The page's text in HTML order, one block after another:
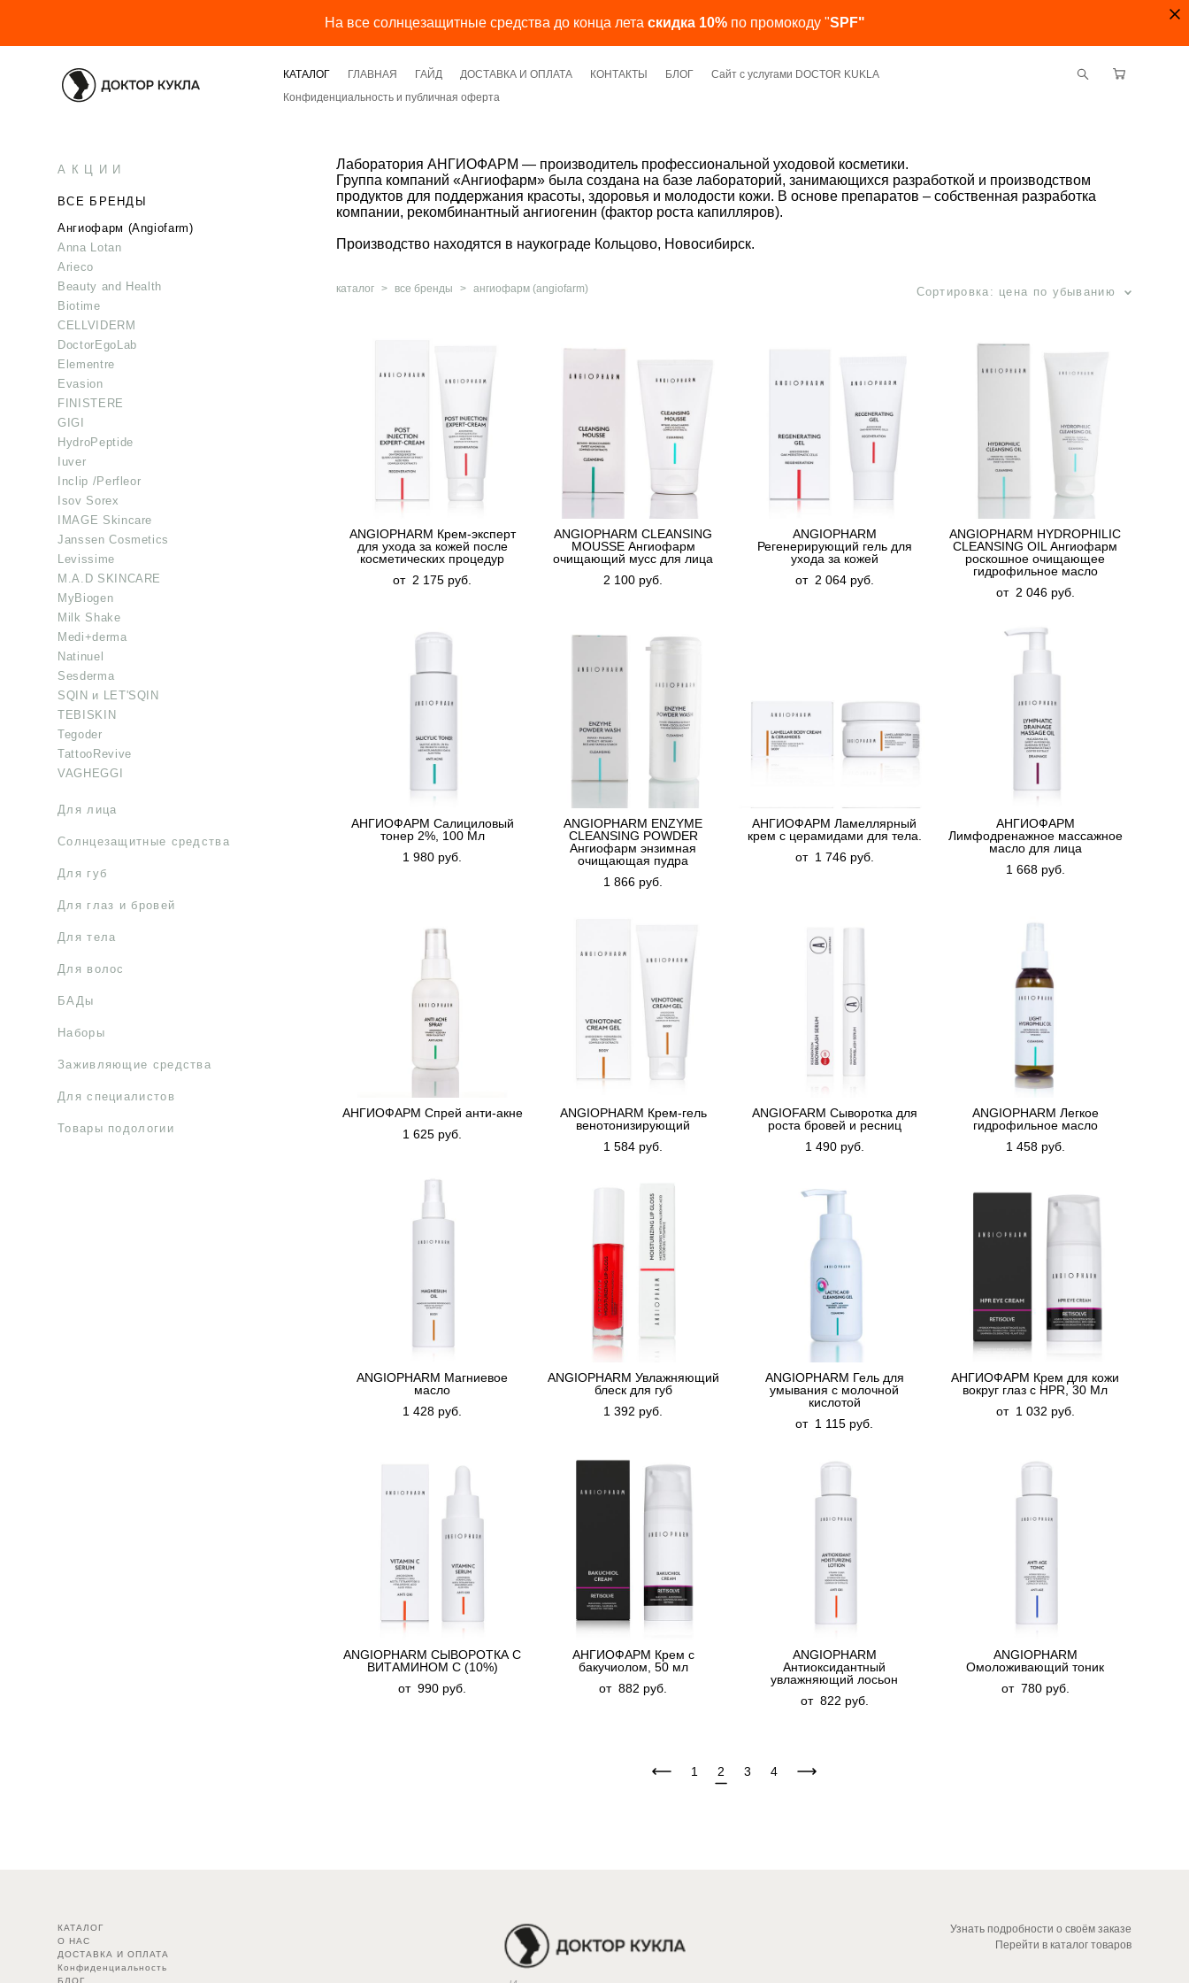
На все солнцезащитные средства до конца лета скидка 10%по промокоду "SPF"
КАТАЛОГ ГЛАВНАЯ ГАЙД ДОСТАВКА И ОПЛАТА КОНТАКТЫ БЛОГ
Сайт с услугами DOCTOR KUKLA
Конфиденциальность и публичная оферта
А К Ц И И
ВСЕ БРЕНДЫ
Ангиофарм (Angiofarm)
Anna Lotan
Arieco
Beauty and Health
Biotime
CELLVIDERM
DoctorEgoLab
Elementre
Evasion
FINISTERE
GIGI
HydroPeptide
Iuver
Inclip /Perfleor
Isov Sorex
IMAGE Skincare
Janssen Cosmetics
Levissime
M.A.D SKINCARE
MyBiogen
Milk Shake
Medi+derma
Natinuel
Sesderma
SQIN и LET'SQIN
TEBISKIN
Tegoder
TattooRevive
VAGHEGGI
Для лица
Солнцезащитные средства
Для губ
Для глаз и бровей
Для тела
Для волос
БАДы
Наборы
Заживляющие средства
Для специалистов
Товары подологии
Лаборатория АНГИОФАРМ — производитель профессиональной уходовой косметики.
Группа компаний «Ангиофарм» была создана на базе лабораторий, занимающихся разработкой и производством
продуктов для поддержания красоты, здоровья и молодости кожи. В основе препаратов – собственная разработка
компании, рекомбинантный ангиогенин (фактор роста капилляров).
Производство находятся в наукограде Кольцово, Новосибирск.
каталог > все бренды > ангиофарм (angiofarm) Сортировка: цена по убыванию
ANGIOPHARM Крем-эксперт
для ухода за кожей после
косметических процедур
от 2 175 pуб.
ANGIOPHARM CLEANSING
MOUSSE Ангиофарм
очищающий мусс для лица
2 100 pуб.
ANGIOPHARM
Регенерирующий гель для
ухода за кожей
от 2 064 pуб.
ANGIOPHARM HYDROPHILIC
CLEANSING OIL Ангиофарм
роскошное очищающее
гидрофильное масло
от 2 046 pуб.
АНГИОФАРМ Салициловый
тонер 2%, 100 Мл
1 980 pуб.
ANGIOPHARM ENZYME
CLEANSING POWDER
Ангиофарм энзимная
очищающая пудра
1 866 pуб.
АНГИОФАРМ Ламеллярный
крем с церамидами для тела.
от 1 746 pуб.
АНГИОФАРМ
Лимфодренажное массажное
масло для лица
1 668 pуб.
АНГИОФАРМ Спрей анти-акне
1 625 pуб.
ANGIOPHARM Крем-гель
венотонизирующий
1 584 pуб.
ANGIOFARM Сыворотка для
роста бровей и ресниц
1 490 pуб.
ANGIOPHARM Легкое
гидрофильное масло
1 458 pуб.
ANGIOPHARM Магниевое
масло
1 428 pуб.
ANGIOPHARM Увлажняющий
блеск для губ
1 392 pуб.
ANGIOPHARM Гель для
умывания с молочной
кислотой
от 1 115 pуб.
АНГИОФАРМ Крем для кожи
вокруг глаз с HPR, 30 Мл
от 1 032 pуб.
ANGIOPHARM СЫВОРОТКА С
ВИТАМИНОМ С (10%)
от 990 pуб.
АНГИОФАРМ Крем с
бакучиолом, 50 мл
от 882 pуб.
ANGIOPHARM
Антиоксидантный
увлажняющий лосьон
от 822 pуб.
ANGIOPHARM
Омоложивающий тоник
от 780 pуб.
1 2 3 4
КАТАЛОГ
О НАС
ДОСТАВКА И ОПЛАТА
Конфиденциальность
БЛОГ
Узнать подробности о своём заказе
Перейти в каталог товаров